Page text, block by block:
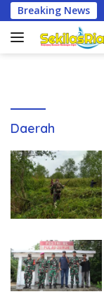
Langsung
ke
konten
Breaking News
Pekanbaru
Daerah